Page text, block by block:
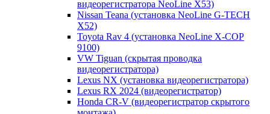
видеорегистратора NeoLine X53)
Nissan Teana (установка NeoLine G-TECH
X52)
Toyota Rav 4 (установка NeoLine X-COP
9100)
VW Tiguan (скрытая проводка
видеорегистратора)
Lexus NX (установка видеорегистратора)
Lexus RX 2024 (видеорегистратор)
Honda CR-V (видеорегистратор скрытого